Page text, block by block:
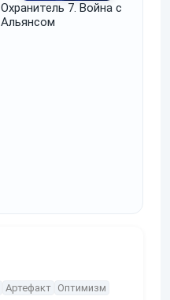
Охранитель 7. Война с
Альянсом
Артефакт Оптимизм